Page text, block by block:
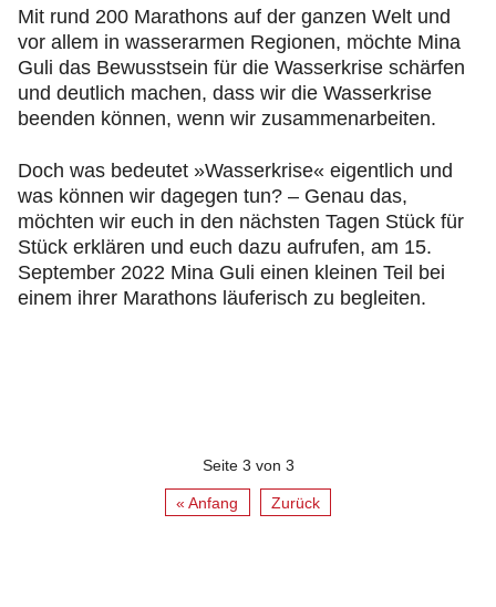
Mit rund 200 Marathons auf der ganzen Welt und
vor allem in wasserarmen Regionen, möchte Mina
Guli das Bewusstsein für die Wasserkrise schärfen
und deutlich machen, dass wir die Wasserkrise
beenden können, wenn wir zusammenarbeiten.
Doch was bedeutet »Wasserkrise« eigentlich und
was können wir dagegen tun? – Genau das,
möchten wir euch in den nächsten Tagen Stück für
Stück erklären und euch dazu aufrufen, am 15.
September 2022 Mina Guli einen kleinen Teil bei
einem ihrer Marathons läuferisch zu begleiten.
Seite 3 von 3
« Anfang Zurück